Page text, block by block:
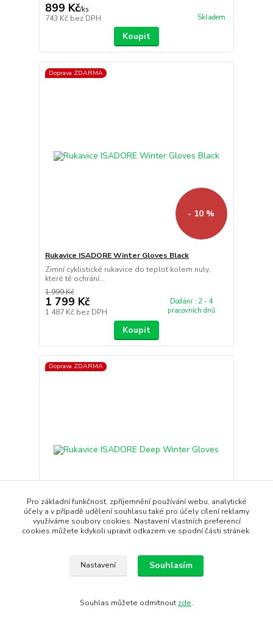
899 Kč/ks
743 Kč bez DPH Skladem
Koupit
Doprava ZDARMA
- 10 %
Rukavice ISADORE Winter Gloves Black
Zimní cyklistické rukavice do teplot kolem nuly,
které tě ochrání...
1 999 Kč
1 799 Kč
1 487 Kč bez DPH
Dodání : 2 - 4
pracovních dnů
Koupit
Doprava ZDARMA
- 10 %
Zateplené zimní rukavice pro ty nejchladnější jízdy,
bez DPH
pracovních dnů
Pro základní funkčnost, zpříjemnění používání webu, analytické
účely a v případě udělení souhlasu také pro účely cílení reklamy
využíváme soubory cookies. Nastavení vlastních preferencí
cookies můžete kdykoli upravit odkazem ve spodní části stránek.
Nastavení Souhlasím
Souhlas můžete odmítnout zde.